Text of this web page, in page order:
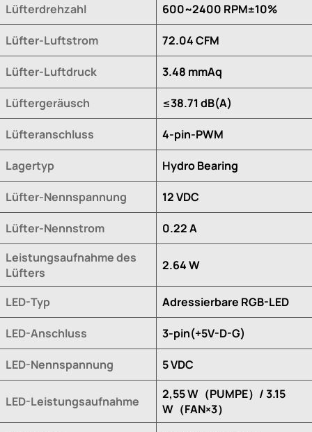
Lüfterdrehzahl 600~2400 RPM±10%
Lüfter-Luftstrom 72.04 CFM
Lüfter-Luftdruck 3.48 mmAq
Lüftergeräusch ≤38.71 dB(A)
Lüfteranschluss 4-pin-PWM
Lagertyp Hydro Bearing
Lüfter-Nennspannung 12 VDC
Lüfter-Nennstrom
0.22 A
Leistungsaufnahme des
Lüfters
2.64 W
LED-Typ Adressierbare RGB-LED
LED-Anschluss 3-pin(+5V-D-G)
LED-Nennspannung 5 VDC
LED-Leistungsaufnahme
2,55 W（PUMPE）/ 3.15
W（FAN×3）